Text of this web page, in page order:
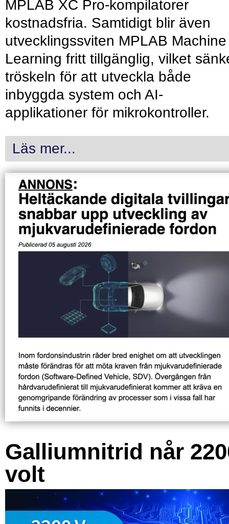
MPLAB XC Pro-kompilatorer
kostnadsfria. Samtidigt blir även
utvecklingssviten MPLAB Machine
Learning fritt tillgänglig, vilket
tröskeln för att utveckla både
inbyggda system och AI-
applikationer för mikrokontroller.
Läs mer...
Galliumnitrid når
volt